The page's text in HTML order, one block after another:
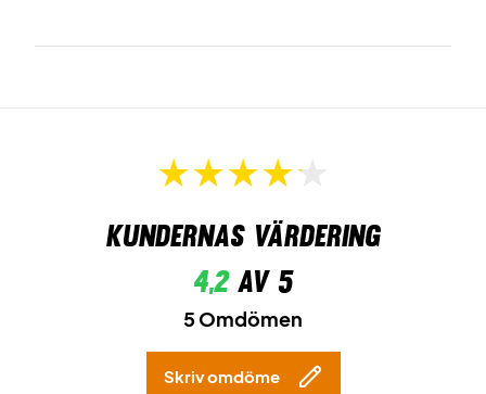
Kundernas värdering
4,2av 5
5 Omdömen
Skriv omdöme